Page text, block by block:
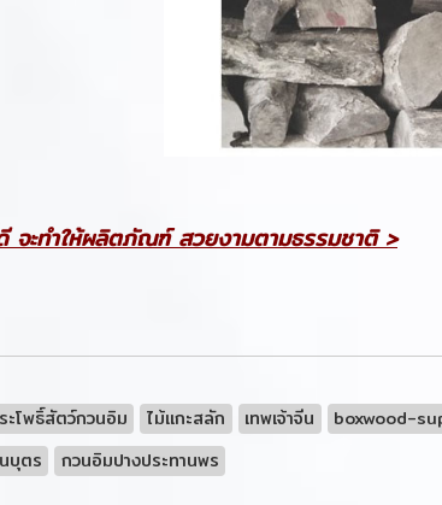
จะทำให้ผลิตภัณฑ์ สวยงามตามธรรมชาติ >
ะโพธิ์สัตว์กวนอิม ไม้แกะสลัก เทพเจ้าจีน boxwood-
บุตร
กวนอิมปางประทานพร